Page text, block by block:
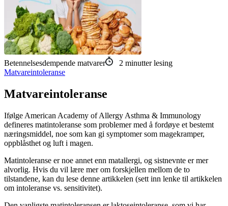
Betennelsesdempende matvarer 2 minutter lesing
Matvareintoleranse
Matvareintoleranse
Ifølge American Academy of Allergy Asthma & Immunology
defineres matintoleranse som problemer med å fordøye et bestemt
næringsmiddel, noe som kan gi symptomer som magekramper,
oppblåsthet og luft i magen.
Matintoleranse er noe annet enn matallergi, og sistnevnte er mer
alvorlig. Hvis du vil lære mer om forskjellen mellom de to
tilstandene, kan du lese denne artikkelen (sett inn lenke til artikkelen
om intoleranse vs. sensitivitet).